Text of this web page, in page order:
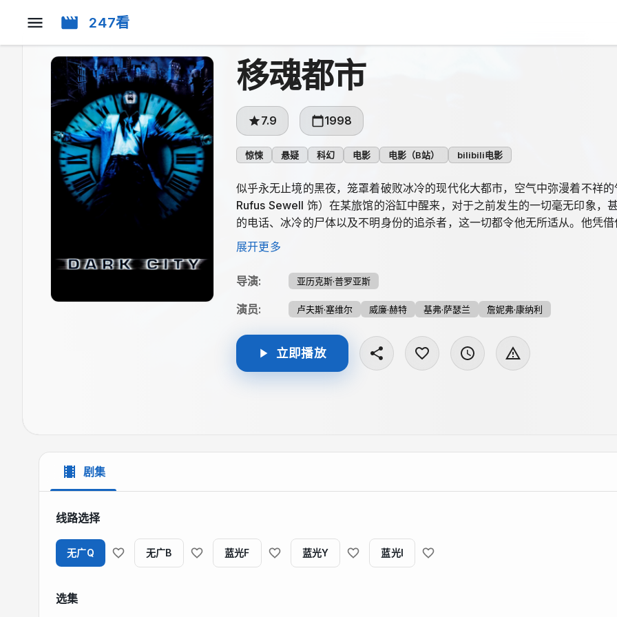
247看
移魂都市
7.9 1998
惊悚 悬疑 科幻 电影 电影（B站） bilibili电影
似乎永无止境的黑夜，笼罩着破败冰冷的现代化大都市，空气中弥漫着不祥的
Rufus Sewell 饰）在某旅馆的浴缸中醒来，对于之前发生的一切毫无印象，
的电话、冰冷的尸体以及不明身份的追杀者，这一切都令他无所适从。他凭
及这一切混乱的肇因。关于这个黑暗世界离奇的一面，也在他的调查中慢慢
萨斯观众奖、1999年澳大利亚影评人协会最佳原创剧本奖。
展开更多
导演: 亚历克斯·普罗亚斯
演员: 卢夫斯·塞维尔 威廉·赫特 基弗·萨瑟兰 詹妮弗·康纳利
立即播放
剧集
线路选择
无广Q 无广B 蓝光F 蓝光Y 蓝光I
选集